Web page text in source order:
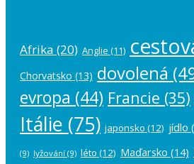
Afrika (20) Anglie (11)
Chorvatsko (13) dovolená
evropa (44) Francie (35)
Itálie (75) japonsko (12) jídlo
(9) lyžování (9) léto (12) Maďarsko (14)